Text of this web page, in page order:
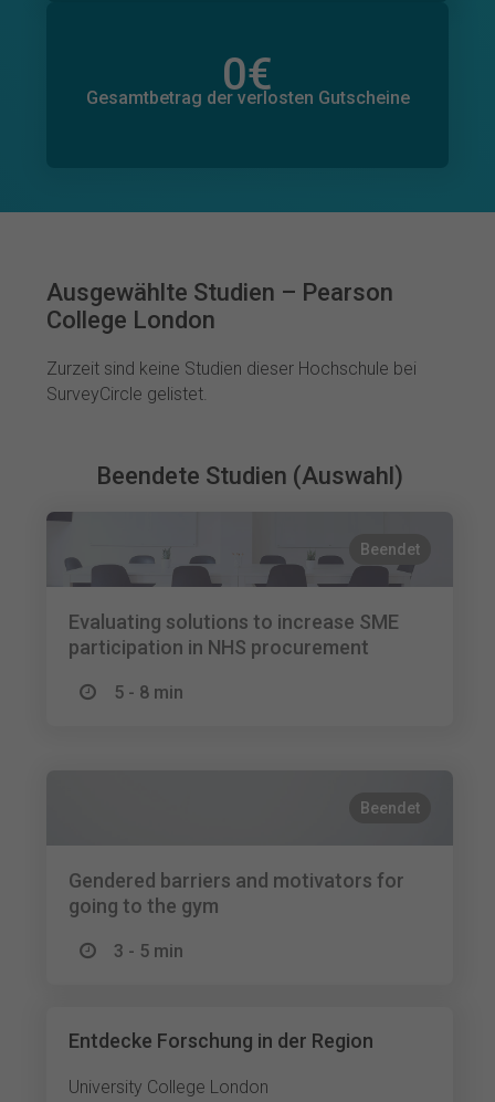
0€
Gesamtbetrag der verlosten Gutscheine
0€
Gesamtbetrag der zugesagten Spenden
Ausgewählte Studien – Pearson
College London
Zurzeit sind keine Studien dieser Hochschule bei
SurveyCircle gelistet.
Beendete Studien (Auswahl)
Beendet
Evaluating solutions to increase SME
participation in NHS procurement
5 - 8 min
Beendet
Gendered barriers and motivators for
going to the gym
3 - 5 min
Entdecke Forschung in der Region
University College London